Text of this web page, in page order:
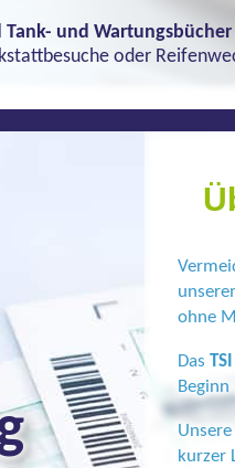
und Wartungsbücher
oder
ohne
Das
kurzer